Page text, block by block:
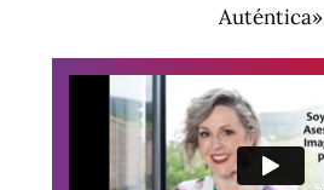
Auténtica»